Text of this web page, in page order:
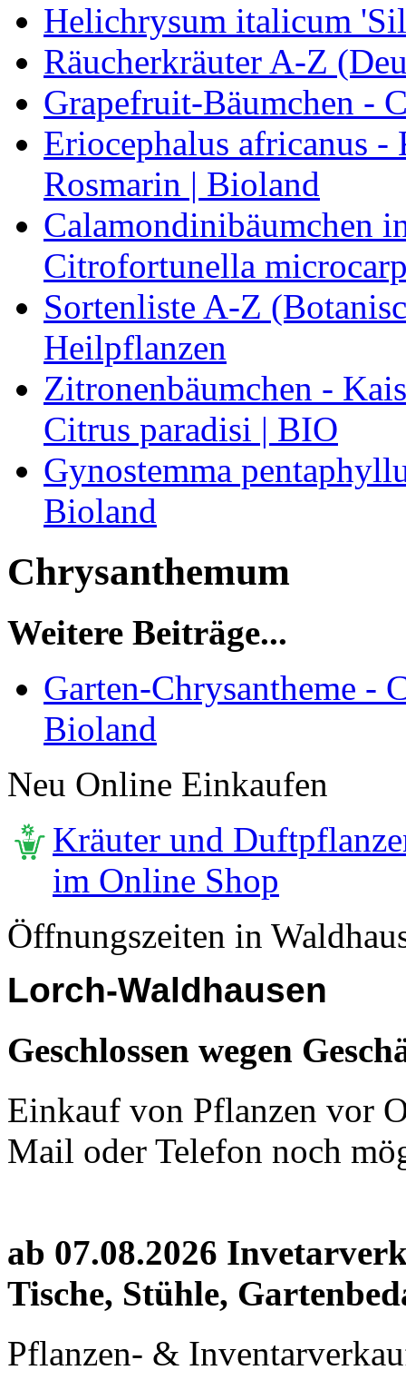
Helichrysum italicum
Räucherkräuter A-Z
Grapefruit-Bäumchen -
Eriocephalus africanus
Rosmarin | Bioland
Calamondinibäumchen
Citrofortunella
Sortenliste A-Z
Heilpflanzen
Zitronenbäumchen -
Citrus paradisi | BIO
Gynostemma
Bioland
Chrysanthemum
Weitere Beiträge...
Garten-Chrysantheme -
Bioland
Neu Online Einkaufen
Kräuter und
im Online Shop
Öffnungszeiten in
Lorch-Waldhausen
Geschlossen wegen
Einkauf von Pflanzen vor
Mail oder Telefon noch
ab 07.08.2026
Tische, Stühle,
Pflanzen- &